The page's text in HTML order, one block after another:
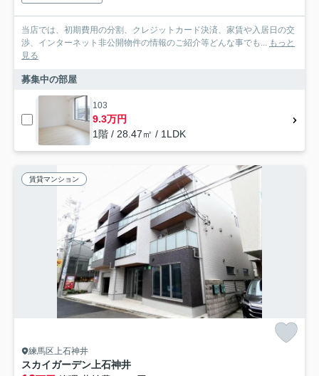
当店では、初期費用の分割、クレジットカード決済、家賃や入居日の交
渉、インターネット非公開物件の情報のご紹介等どんな事でも...
もっと
見る
募集中の部屋
103
9.3万円
1階 / 28.47㎡ / 1LDK
賃貸マンション
練馬区上石神井
スカイガーデン上石神井